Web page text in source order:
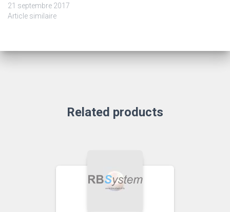
21 septembre 2017
Article similaire
Related products